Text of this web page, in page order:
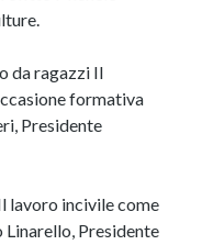
da ragazzi Il
formativa
Presidente
lavoro incivile come
Presidente